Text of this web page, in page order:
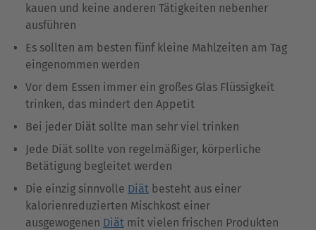
kauen und keine anderen Tätigkeiten nebenher
ausführen
Es sollten am besten fünf kleine Mahlzeiten am Tag
eingenommen werden
Vor dem Essen immer ein großes Glas Flüssigkeit
trinken, das mindert den Appetit
Bei jeder Diät sollte man sehr viel trinken
Jede Diät sollte von regelmäßiger, körperliche
Betätigung begleitet werden
Die einzig sinnvolle Diät besteht aus einer
kalorienreduzierten Mischkost einer
ausgewogenen Diät mit vielen frischen Produkten